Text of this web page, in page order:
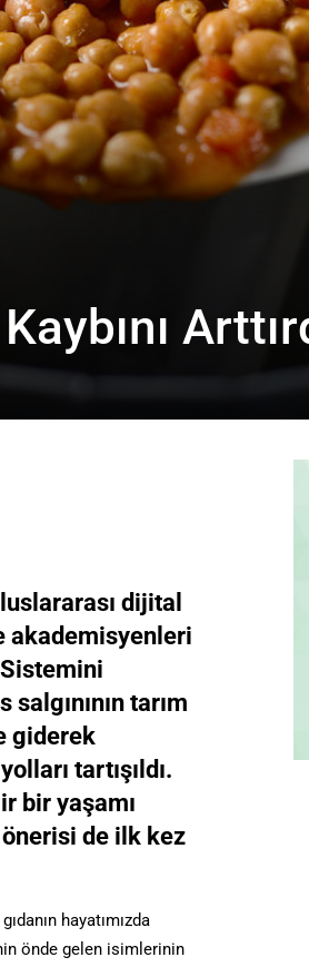
dijital
akademisyenleri
Sistemini
tarım
giderek
tartışıldı.
bir yaşamı
önerisi de ilk kez
hayatımızda
önde gelen isimlerinin